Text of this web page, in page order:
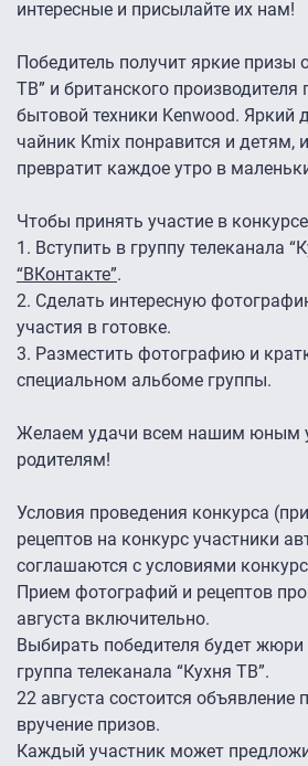
интересные и присылайте их нам!
Победитель получит яркие призы
ТВ” и британского производителя
бытовой техники Kenwood. Яркий
чайник Kmix понравится и детям,
превратит каждое утро в
Чтобы принять участие в
1. Вступить в группу телеканала
“ВКонтакте”.
2. Сделать интересную
участия в готовке.
3. Разместить фотографию и
специальном альбоме группы.
Желаем удачи всем нашим юным
родителям!
Условия проведения конкурса
рецептов на конкурс участники
соглашаются с условиями
Прием фотографий и рецептов
августа включительно.
Выбирать победителя будет
группа телеканала “Кухня ТВ”.
22 августа состоится объявление
вручение призов.
Каждый участник может